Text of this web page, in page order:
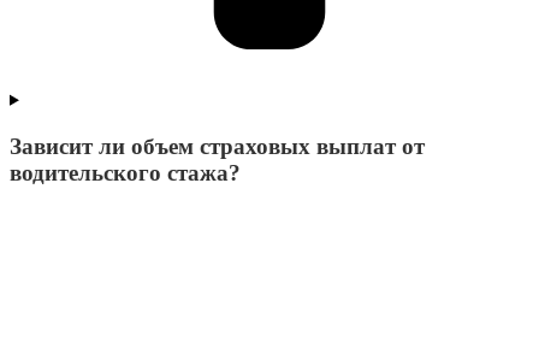
Зависит ли объем страховых выплат от
водительского стажа?